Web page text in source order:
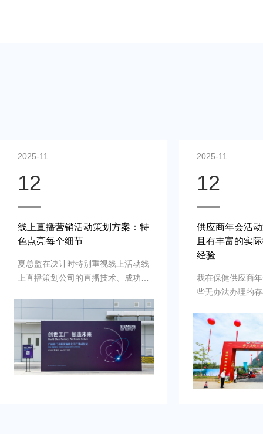
2025-11
12
线上直播营销活动策划方案：特
色点亮每个细节
夏总监在决计时特别重视线上活动线
上直播策划公司的直播技术、成功案
畅、观众参与符合其要求的质量。还
有担心策划公司在直播技术支持上的
经验不足，影响流畅度。这令夏总监
需得慎重决计。
2025-11
12
供应商年会活
且有丰富的实
经验
我在保健供应商
些无办法办理的
划援助我完成，
色，极其看重设
应商年会活动策
目标还会抉择乐